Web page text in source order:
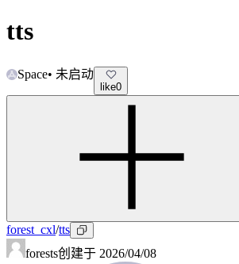
tts
Space• 未启动
like0
forest_cxl/tts
forests创建于 2026/04/08